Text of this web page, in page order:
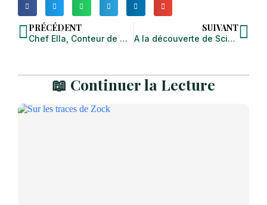
PRÉCÉDENT
Chef Ella, Conteur de Mvet
SUIVANT
A la découverte de Scienty Ekoro, porte-étendard de la musique traditionnelle Ekang
📖 Continuer la Lecture